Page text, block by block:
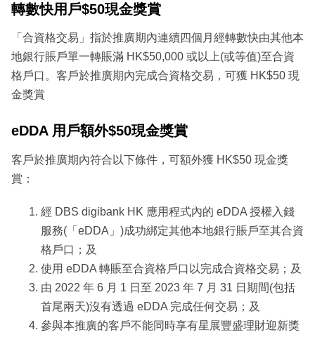
轉數快用戶$50現金獎賞
「合資格交易」指於推廣期內連續四個月經轉數快由其他本
地銀行賬戶單一轉賬滿 HK$50,000 或以上(或等值)至合資
格戶口。客戶於推廣期內完成合資格交易，可獲 HK$50 現
金獎賞
eDDA 用戶額外$50現金獎賞
客戶於推廣期內符合以下條件，可額外獲 HK$50 現金獎
賞：
經 DBS digibank HK 應用程式內的 eDDA 授權入錢
服務(「eDDA」)成功綁定其他本地銀行賬戶至其合資
格戶口；及
使用 eDDA 轉賬至合資格戶口以完成合資格交易；及
由 2022 年 6 月 1 日至 2023 年 7 月 31 日期間(包括
首尾兩天)沒有透過 eDDA 完成任何交易；及
參與本推廣的客戶不能同時享有星展豐盛理財迎新獎